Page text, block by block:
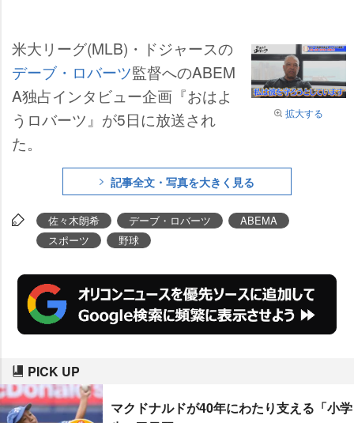
拡大する
米大リーグ(MLB)・ドジャースの
デーブ・ロバーツ監督へのABEM
A独占インタビュー企画『おはよ
うロバーツ』が5日に放送され
た。
記事全文・写真を大きく見る
佐々木朗希 デーブ・ロバーツ
ABEMA
スポーツ
野球
PICK UP
マクドナルドが40年にわたり支える「小学